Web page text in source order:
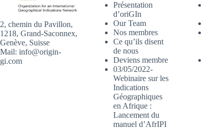
2, chemin du Pavillon,
1218, Grand-Saconnex,
Genève, Suisse
Mail: info@origin-
gi.com
Présentation
d’oriGIn
Our Team
Nos membres
Ce qu’ils disent
de nous
Deviens membre
03/05/2022-
Webinaire sur les
Indications
Géographiques
en Afrique :
Lancement du
manuel d’AfrIPI